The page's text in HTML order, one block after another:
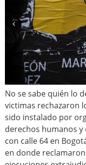
No se sabe quién lo
victimas rechazaron
sido instalado por
derechos humanos
con calle 64 en
en donde